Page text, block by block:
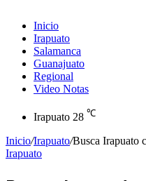
Inicio
Irapuato
Salamanca
Guanajuato
Regional
Video Notas
Irapuato 28 ℃
Inicio/Irapuato/Busca Irapuato
Irapuato